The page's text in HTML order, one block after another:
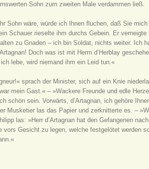
Sohn zum zweiten Male verdammen ließ.
Sohn wäre, würde ich Ihnen fluchen, daß Sie
Schauer rieselte ihm durchs Gebein. Er
zu Gnaden – ich bin Soldat, nichts weiter. Ich
Doch was ist mit Herrn d’Herblay
lebe, wird niemand ihm ein Leid tun.«
sprach der Minister, sich auf ein Knie
mein Gast.« – »Wackere Freunde und edle
schön sein. Vorwärts, d’Artagnan, ich gehöre
Musketier las das Papier und zerknitterte es. –
las: »Herr d’Artagnan hat den Gefangenen
vors Gesicht zu legen, welche festgelötet werden